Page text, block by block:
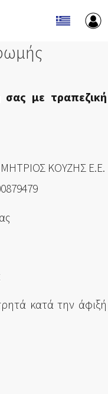
με τραπεζική
ΚΟΥΖΗΣ Ε.Ε.
κατά την άφιξή